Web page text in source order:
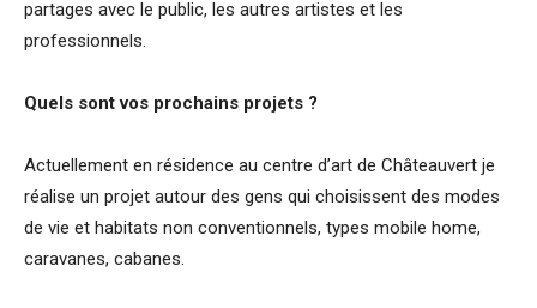
partages avec le public, les autres artistes et les
professionnels.
Quels sont vos prochains projets ?
Actuellement en résidence au centre d’art de Châteauvert je
réalise un projet autour des gens qui choisissent des modes
de vie et habitats non conventionnels, types mobile home,
caravanes, cabanes.